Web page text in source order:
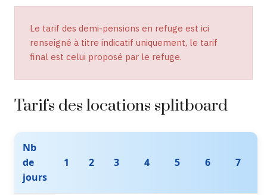
Le tarif des demi-pensions en refuge est ici
renseigné à titre indicatif uniquement, le tarif
final est celui proposé par le refuge.
Tarifs des locations splitboard
Nb
de
jours
1 2 3 4 5 6 7